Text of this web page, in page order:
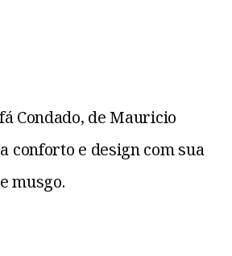
Condado, de Mauricio
conforto e design com sua
musgo.